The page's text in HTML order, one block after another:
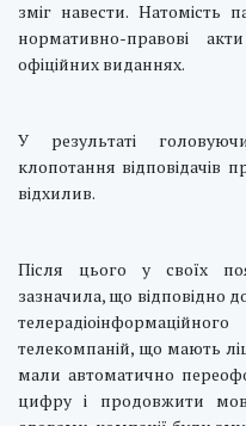
зміг навести.
нормативно-правові
офіційних виданнях.
У результаті
клопотання відповідачів
відхилив.
Після цього у своїх
зазначила, що відповідно
телекомпаній, що мають
мали автоматично
цифру і продовжити